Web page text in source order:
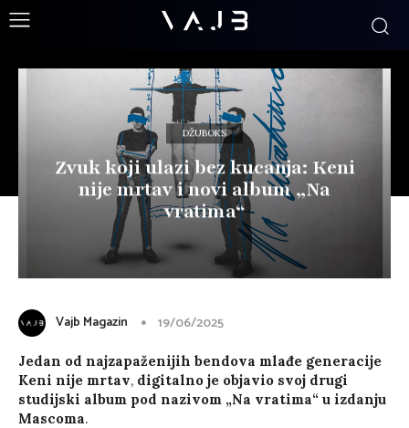
DŽUBOKS
Zvuk koji ulazi bez kucanja: Keni
nije mrtav i novi album „Na
vratima“
Vajb Magazin 19/06/2025
Jedan od najzapaženijih bendova mlađe generacije
Keni nije mrtav, digitalno je objavio svoj drugi
studijski album pod nazivom „Na vratima“ u izdanju
Mascoma.